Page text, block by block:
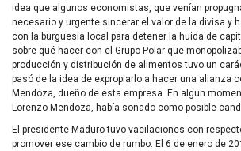
idea que algunos economistas, que venían
necesario y urgente sincerar el valor de la divisa y
con la burguesía local para detener la huida de
sobre qué hacer con el Grupo Polar que
producción y distribución de alimentos tuvo un
pasó de la idea de expropiarlo a hacer una alianza
Mendoza, dueño de esta empresa. En algún
Lorenzo Mendoza, había sonado como posible
El presidente Maduro tuvo vacilaciones con
promover ese cambio de rumbo. El 6 de enero de